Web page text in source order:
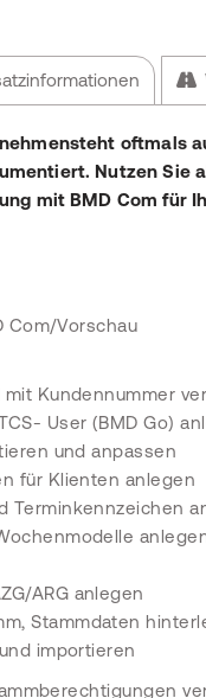
oftmals
Nutzen Sie
mit BMD Com für
Com/Vorschau
mit Kundennummer
User (BMD Go)
und anpassen
für Klienten anlegen
Terminkennzeichen
ARG anlegen
Stammdaten
importieren